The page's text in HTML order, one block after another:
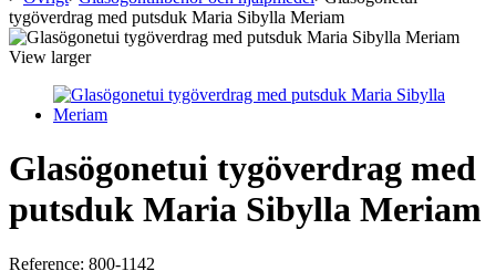
tygöverdrag med putsduk Maria Sibylla Meriam
View larger
Glasögonetui tygöverdrag med
putsduk Maria Sibylla Meriam
Reference: 800-1142